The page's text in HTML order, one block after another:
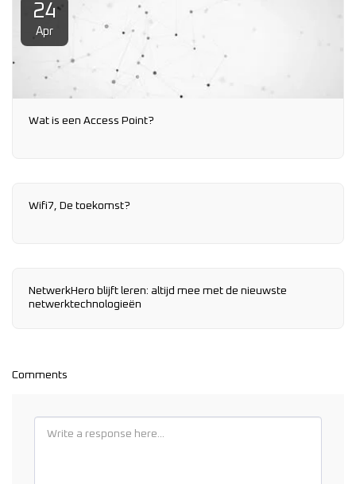
24
Apr
Wat is een Access Point?
Wifi7, De toekomst?
NetwerkHero blijft leren: altijd mee met de nieuwste
netwerktechnologieën
Comments